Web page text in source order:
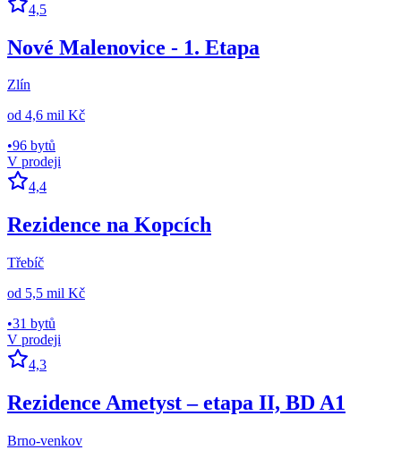
4,5
Nové Malenovice - 1. Etapa
Zlín
od 4,6 mil Kč
•96 bytů
V prodeji
4,4
Rezidence na Kopcích
Třebíč
od 5,5 mil Kč
•31 bytů
V prodeji
4,3
Rezidence Ametyst – etapa II, BD A1
Brno-venkov